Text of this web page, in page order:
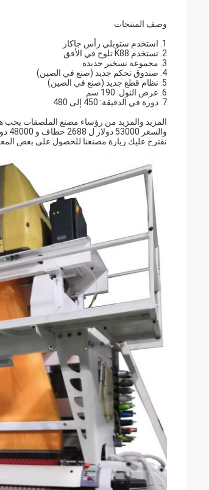
وصف المنتجات
1. استخدم ستوبلي رأس جاكار
2. تستخدم K88 تلوح في الأفق
3. مجموعة تسخير جديدة
4. صندوق تحكم جديد (صنع في الصين)
5. نظام قطع جديد (صنع في الصين)
6. عرض النول: 190 سم
7. دورة في الدقيقة: 450 إلى 480
المزيد والمزيد من رؤساء مصنع الملصقات يحب
والسعر 53000 دولار ل 2688 خطاف و 48000 دولار ل 1408 خطاف.
نقترح عليك زيارة مصنعنا للحصول على بعض